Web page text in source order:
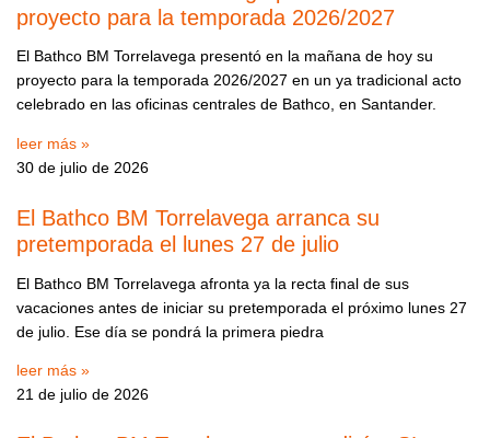
proyecto para la temporada 2026/2027
El Bathco BM Torrelavega presentó en la mañana de hoy su
proyecto para la temporada 2026/2027 en un ya tradicional acto
celebrado en las oficinas centrales de Bathco, en Santander.
leer más »
30 de julio de 2026
El Bathco BM Torrelavega arranca su
pretemporada el lunes 27 de julio
El Bathco BM Torrelavega afronta ya la recta final de sus
vacaciones antes de iniciar su pretemporada el próximo lunes 27
de julio. Ese día se pondrá la primera piedra
leer más »
21 de julio de 2026